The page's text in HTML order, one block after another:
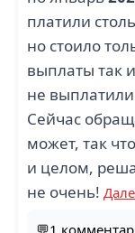
платили
но стоило
выплаты так
не
Сейчас
может, так
и целом,
не очень!
💬1